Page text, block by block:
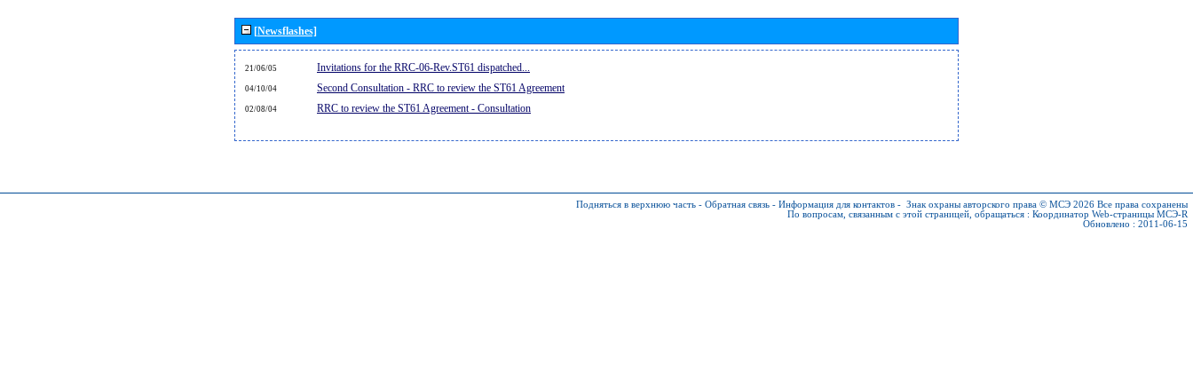
[Newsflashes]
21/06/05 Invitations for the RRC-06-Rev.ST61 dispatched...
04/10/04 Second Consultation - RRC to review the ST61 Agreement
02/08/04 RRC to review the ST61 Agreement - Consultation
Подняться в верхнюю часть - Обратная связь - Информация для контактов - Знак охраны авторского права © МСЭ 2026 Все права сохранены
По вопросам, связанным с этой страницей, обращаться : Координатор Web-страницы МСЭ-R
Обновлено : 2011-06-15